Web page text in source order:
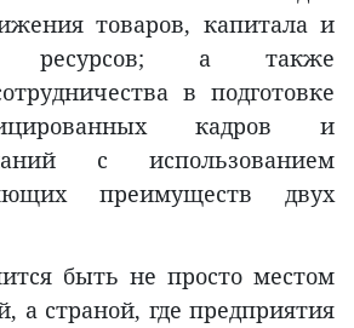
товаров, капитала и
ресурсов; а также
в подготовке
кадров и
с использованием
преимуществ двух
быть не просто местом
а страной, где предприятия